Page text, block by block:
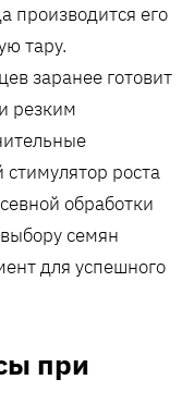
производится его
тару.
заранее готовит
резким
роста
обработки
семян
для успешного
при